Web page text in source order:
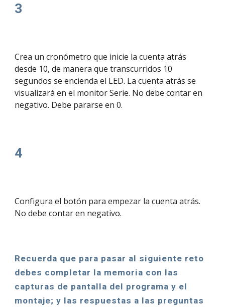
3
Crea un cronómetro que inicie la cuenta atrás
desde 10, de manera que transcurridos 10
segundos se encienda el LED. La cuenta atrás se
visualizará en el monitor Serie. No debe contar en
negativo. Debe pararse en 0.
4
Configura el botón para empezar la cuenta atrás.
No debe contar en negativo.
Recuerda que para pasar al siguiente reto
debes completar la memoria con las
capturas de pantalla del programa y el
montaje; y las respuestas a las preguntas